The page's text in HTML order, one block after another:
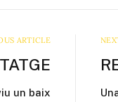
ARTICLE
un baix